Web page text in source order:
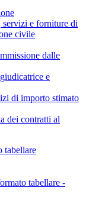
e forniture di
civile
dalle
e
di importo stimato
dei contratti al
tabellare
tabellare -